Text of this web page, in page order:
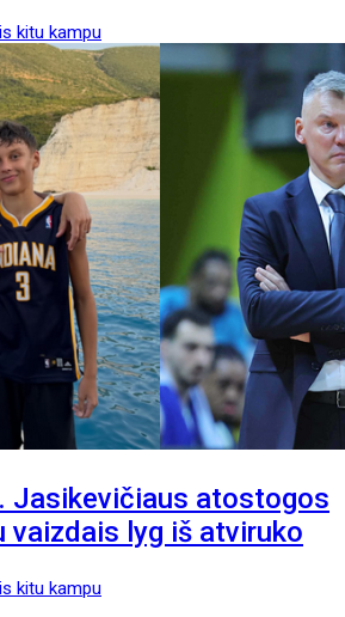
kitu kampu
Jasikevičiaus atostogos
vaizdais lyg iš atviruko
kitu kampu